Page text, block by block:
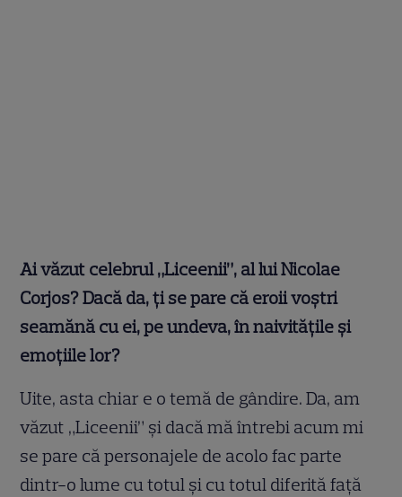
Ai văzut celebrul „Liceenii”, al lui Nicolae
Corjos? Dacă da, ți se pare că eroii voștri
seamănă cu ei, pe undeva, în naivitățile și
emoțiile lor?
Uite, asta chiar e o temă de gândire. Da, am
văzut „Liceenii” și dacă mă întrebi acum mi
se pare că personajele de acolo fac parte
dintr-o lume cu totul și cu totul diferită față